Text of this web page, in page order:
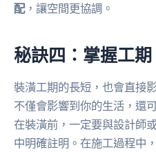
配，讓空間更協調。
秘訣四：掌握工
裝潢工期的長短，也會直接
不僅會影響到你的生活，還
在裝潢前，一定要與設計師
中明確註明。在施工過程中